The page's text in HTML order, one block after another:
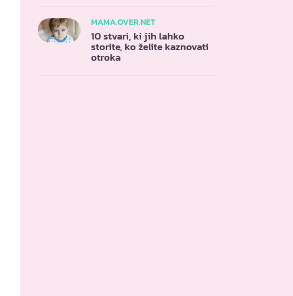
MAMA.OVER.NET
10 stvari, ki jih lahko
storite, ko želite kaznovati
otroka